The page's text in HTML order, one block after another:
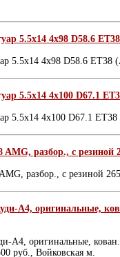
5.5x14 4x98 D58.6
5.5x14 4x98 D58.6 ET38
5.5x14 4x100 D67.1
5.5x14 4x100 D67.1 ET38
AMG, разбор., с резиной
разбор., с резиной
А4, оригинальные,
А4, оригинальные,
руб., Войковская м.